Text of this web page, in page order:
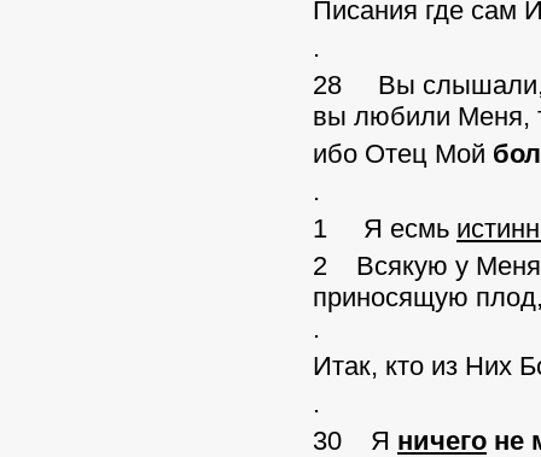
Писания где сам
.
28 Вы слышали,
вы любили Меня,
ибо Отец Мой
.
1 Я есмь
2 Всякую у Меня
приносящую
.
Итак, кто из Них
.
30 Я ничего не